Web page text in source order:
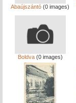
Abaújszántó (0 images)
Boldva(0 images)